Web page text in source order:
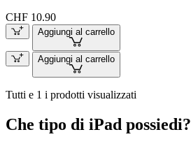
CHF 10.90
Aggiungi al carrello
Aggiungi al carrello
Tutti e 1 i prodotti visualizzati
Che tipo di iPad possiedi?